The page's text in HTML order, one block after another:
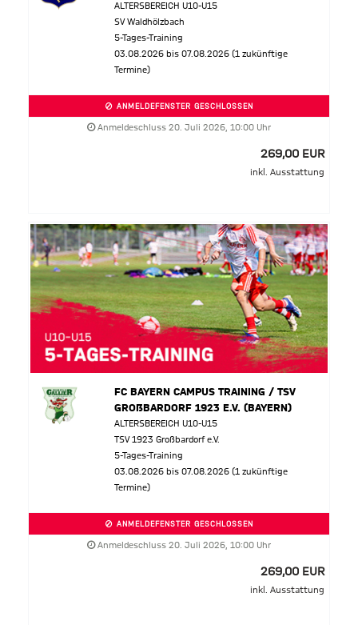
ALTERSBEREICH U10-U15
SV Waldhölzbach
5-Tages-Training
03.08.2026 bis 07.08.2026 (1 zukünftige
Termine)
ANMELDEFENSTER GESCHLOSSEN
Anmeldeschluss 20. Juli 2026, 10:00 Uhr
269,00 EUR
inkl. Ausstattung
FC BAYERN CAMPUS TRAINING / TSV
GROßBARDORF 1923 E.V. (BAYERN)
ALTERSBEREICH U10-U15
TSV 1923 Großbardorf e.V.
5-Tages-Training
03.08.2026 bis 07.08.2026 (1 zukünftige
Termine)
ANMELDEFENSTER GESCHLOSSEN
Anmeldeschluss 20. Juli 2026, 10:00 Uhr
269,00 EUR
inkl. Ausstattung